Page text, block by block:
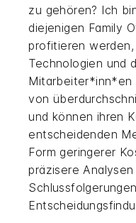
zu gehören? Ich
diejenigen Family
profitieren
Technologien und
Mitarbeiter*inn*en
von
und können ihren
entscheidenden
Form geringerer
präzisere